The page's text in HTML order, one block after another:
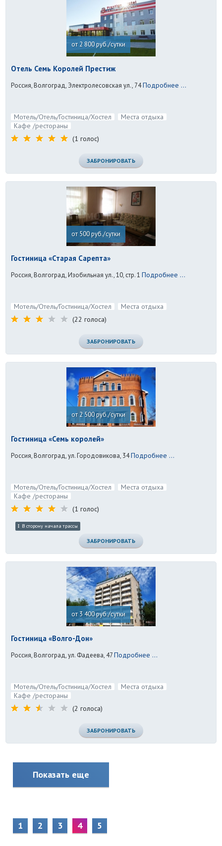
от 2 800 руб./сутки
Отель Семь Королей Престиж
Россия, Волгоград, Электролесовская ул., 74Подробнее ...
Мотель/Отель/Гостиница/Хостел
Места отдыха
Кафе /рестораны
(1 голос)
ЗАБРОНИРОВАТЬ
от 500 руб./сутки
Гостиница «Старая Сарепта»
Россия, Волгоград, Изобильная ул., 10, стр. 1 Подробнее ...
Мотель/Отель/Гостиница/Хостел
Места отдыха
(22 голоса)
ЗАБРОНИРОВАТЬ
от 2 500 руб./сутки
Гостиница «Семь королей»
Россия, Волгоград, ул. Городовикова, 34Подробнее ...
Мотель/Отель/Гостиница/Хостел
Места отдыха
Кафе /рестораны
(1 голос)
В сторону начала трассы
ЗАБРОНИРОВАТЬ
от 3 400 руб./сутки
Гостиница «Волго-Дон»
Россия, Волгоград, ул. Фадеева, 47Подробнее ...
Мотель/Отель/Гостиница/Хостел
Места отдыха
Кафе /рестораны
(2 голоса)
ЗАБРОНИРОВАТЬ
Показать еще
1 2 3 4 5